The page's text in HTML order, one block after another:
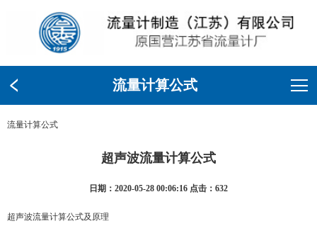
流量计算公式
流量计算公式
超声波流量计算公式
日期：2020-05-28 00:06:16 点击：632
超声波流量计算公式及原理